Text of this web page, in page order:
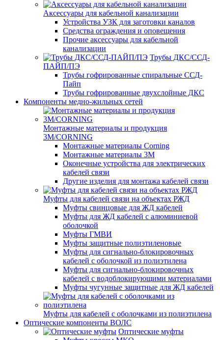
Аксессуары для кабельной канализации
Устройства УЗК для заготовки каналов
Средства ограждения и оповещения
Прочие аксессуары для кабельной
канализации
Трубы ДКС/ССД-
ПАЙП/ПЭ
Трубы гофрированные спиральные ССД-
Пайп
Трубы гофрированные двухслойные ДКС
Компоненты медно-жильных сетей
Монтажные материалы и продукция
3M/CORNING
Монтажные материалы Corning
Монтажные материалы 3M
Оконечные устройства для электрических
кабелей связи
Другие изделия для монтажа кабелей связи
Муфты для кабелей связи на объектах РЖД
Муфты свинцовые для ЖД кабелей
Муфты для ЖД кабелей с алюминиевой
оболочкой
Муфты ГМВИ
Муфты защитные полиэтиленовые
Муфты для сигнально-блокировочных
кабелей с оболочкой из полиэтилена
Муфты для сигнально-блокировочных
кабелей с водоблокирующими материалами
Муфты чугунные защитные для ЖД кабелей
Муфты для кабелей с оболочками из полиэтилена
Оптические компоненты ВОЛС
Оптические муфты